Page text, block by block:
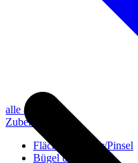
alle anzeigen
Zubehör
Flächenstreicher/Pinsel
Bügel und Rollen